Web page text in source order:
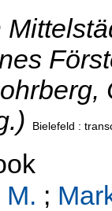
Bielefeld :
M. ;